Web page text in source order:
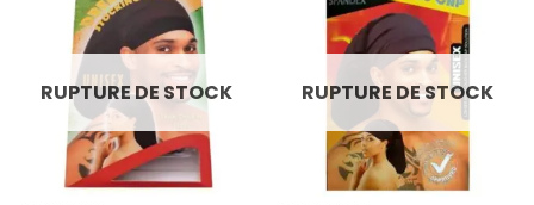
RUPTURE DE STOCK RUPTURE DE STOCK